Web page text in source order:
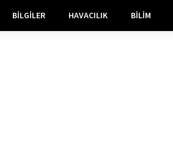
BILGILER HAVACILIK BILIM